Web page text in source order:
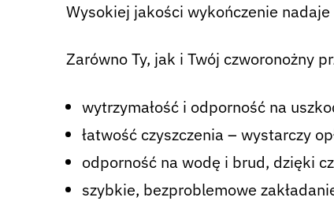
Wysokiej jakości wykończenie
Zarówno Ty, jak i Twój czworonożny
wytrzymałość i odporność na
łatwość czyszczenia – wystarczy
odporność na wodę i brud, dzięki
szybkie, bezproblemowe